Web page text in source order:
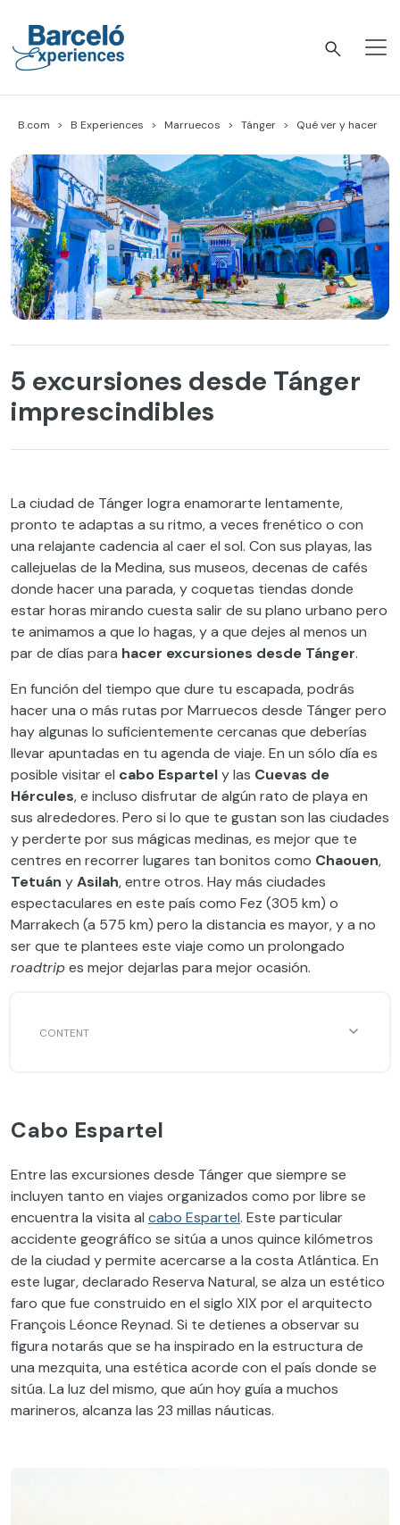
content
B.com B Experiences Marruecos Tánger Qué ver y hacer
5 excursiones desde Tánger
imprescindibles
La ciudad de Tánger logra enamorarte lentamente,
pronto te adaptas a su ritmo, a veces frenético o con
una relajante cadencia al caer el sol. Con sus playas, las
callejuelas de la Medina, sus museos, decenas de cafés
donde hacer una parada, y coquetas tiendas donde
estar horas mirando cuesta salir de su plano urbano pero
te animamos a que lo hagas, y a que dejes al menos un
par de días para hacer excursiones desde Tánger.
En función del tiempo que dure tu escapada, podrás
hacer una o más rutas por Marruecos desde Tánger pero
hay algunas lo suficientemente cercanas que deberías
llevar apuntadas en tu agenda de viaje. En un sólo día es
posible visitar el cabo Espartely las Cuevas de
Hércules, e incluso disfrutar de algún rato de playa en
sus alrededores. Pero si lo que te gustan son las ciudades
y perderte por sus mágicas medinas, es mejor que te
centres en recorrer lugares tan bonitos como Chaouen,
Tetuán yAsilah, entre otros. Hay más ciudades
espectaculares en este país como Fez (305 km) o
Marrakech (a 575 km) pero la distancia es mayor, y a no
ser que te plantees este viaje como un prolongado
roadtripes mejor dejarlas para mejor ocasión.
Cabo Espartel
Entre las excursiones desde Tánger que siempre se
incluyen tanto en viajes organizados como por libre se
encuentra la visita al cabo Espartel. Este particular
accidente geográfico se sitúa a unos quince kilómetros
de la ciudad y permite acercarse a la costa Atlántica. En
este lugar, declarado Reserva Natural, se alza un estético
faro que fue construido en el siglo XIX por el arquitecto
François Léonce Reynad. Si te detienes a observar su
figura notarás que se ha inspirado en la estructura de
una mezquita, una estética acorde con el país donde se
sitúa. La luz del mismo, que aún hoy guía a muchos
marineros, alcanza las 23 millas náuticas.